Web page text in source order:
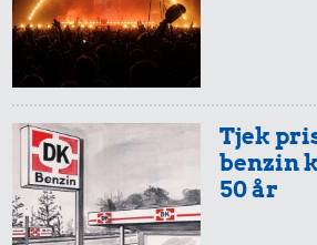
Tjek
benzin
50 år